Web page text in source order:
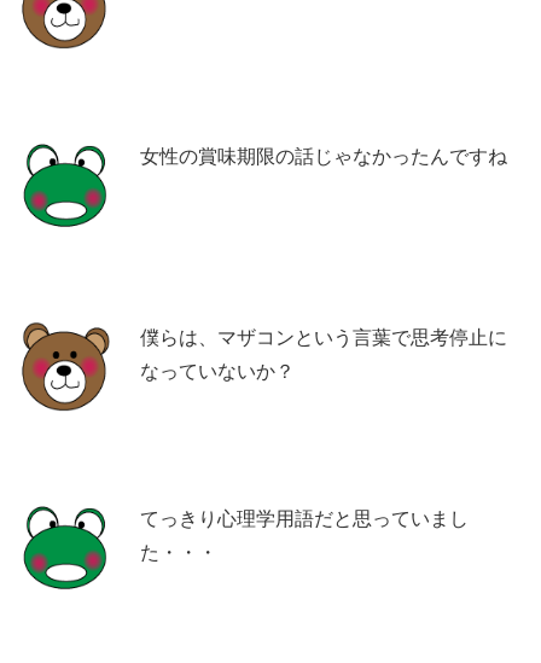
女性の賞味期限の話じゃなかったんですね
僕らは、マザコンという言葉で思考停止に
なっていないか？
てっきり心理学用語だと思っていまし
た・・・